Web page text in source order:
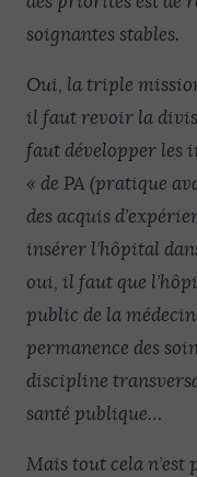
soignantes stables.
Oui, la triple
il faut revoir la
faut développer les
« de PA (pratique
des acquis
insérer l’hôpital
oui, il faut que
public de la
permanence des
discipline
santé publique…
Mais tout cela n’est